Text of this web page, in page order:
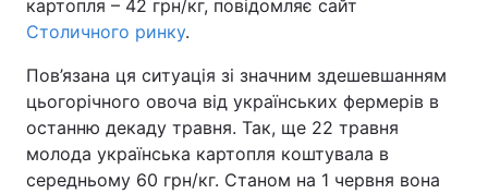
картопля – 42 грн/кг, повідомляє сайт
Столичного ринку.
Пов’язана ця ситуація зі значним здешевшанням
цьогорічного овоча від українських фермерів в
останню декаду травня. Так, ще 22 травня
молода українська картопля коштувала в
середньому 60 грн/кг. Станом на 1 червня вона